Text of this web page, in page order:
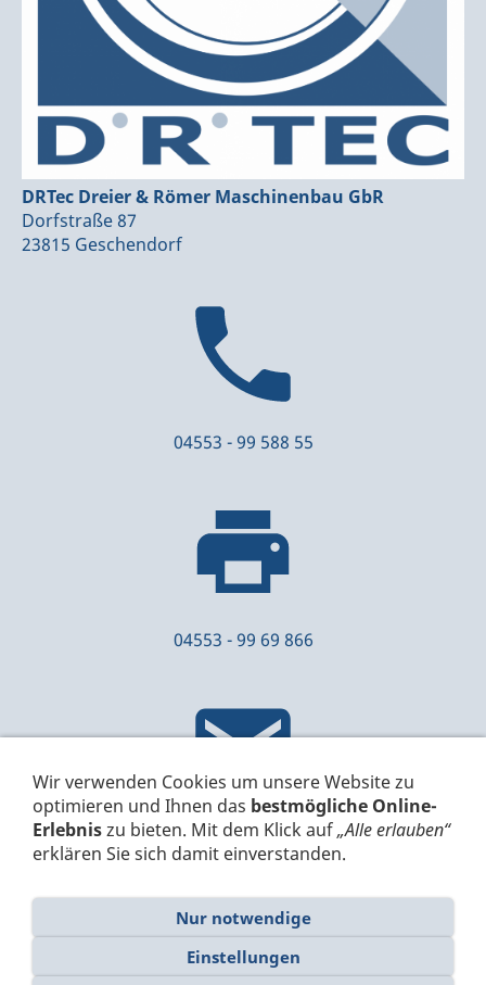
DRTec Dreier & Römer Maschinenbau GbR
Dorfstraße 87
23815 Geschendorf
04553 - 99 588 55
04553 - 99 69 866
info[at]drtec.de
ImpressumDatenschutzCookiesBarrierefreiheit
Wir verwenden Cookies um unsere Website zu
optimieren und Ihnen das bestmögliche Online-
Erlebniszu bieten. Mit dem Klick auf„Alle erlauben“
erklären Sie sich damit einverstanden.
Nur notwendige
Einstellungen